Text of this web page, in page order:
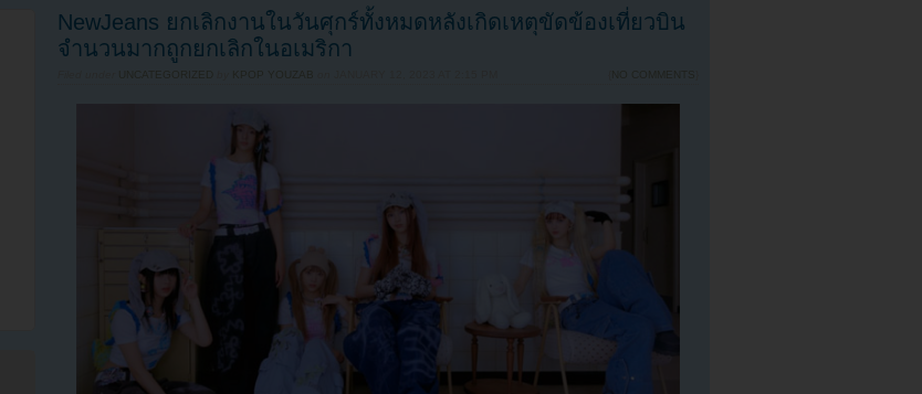
NewJeans ยกเลิกงานในวันศุกร์ทั้งหมดหลังเกิดเหตุขัดข้องเที่ยวบิน
จำนวนมากถูกยกเลิกในอเมริกา
UNCATEGORIZED KPOP YOUZAB NO COMMENTS